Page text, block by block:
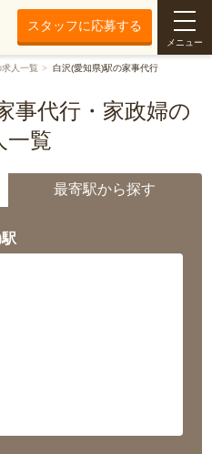
スタッフに応募する
メニュー
人一覧 白沢(愛知県)駅の家事代行
事代行・家政婦の
一覧
最寄駅から探す